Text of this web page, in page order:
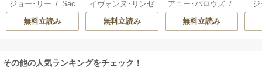
明けのシュヴァリ
エ
ジョー･リー /Sac
hiyo
無料立読み
ックス セット 202
6年 vol.999
イヴォンヌ･リンゼ
立木美和
ランダ･ジャレッ
ーリー・ペイジ/
曽祢まさこ
無料立読み
ぶり
アニー･バロウズ/
もとなおこ
無料立読み
ッ
その他の人気ランキングをチェック！